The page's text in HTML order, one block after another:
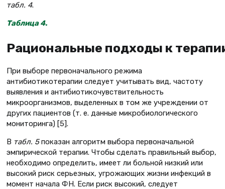
табл. 4.
Таблица 4.
Рациональные подходы к
При выборе первоначального режима
антибиотикотерапии следует учитывать вид, частоту
выявления и антибиотикочувствительность
микроорганизмов, выделенных в том же учреждении от
других пациентов (т. е. данные микробиологического
мониторинга) [5].
В табл. 5показан алгоритм выбора первоначальной
эмпирической терапии. Чтобы сделать правильный выбор,
необходимо определить, имеет ли больной низкий или
высокий риск серьезных, угрожающих жизни инфекций в
момент начала ФН. Если риск высокий, следует